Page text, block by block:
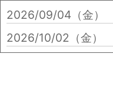
2026/09/04（金）
2026/10/02（金）